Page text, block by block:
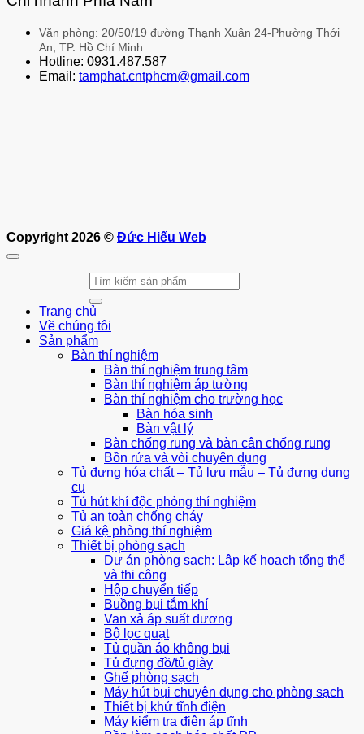
Văn phòng: 20/50/19 đường Thạnh Xuân 24-Phường Thới
An, TP. Hồ Chí Minh
Hotline: 0931.487.587
Email: tamphat.cntphcm@gmail.com
Copyright 2026 © Đức Hiếu Web
Tìm
kiếm:
Trang chủ
Về chúng tôi
Sản phẩm
Bàn thí nghiệm
Bàn thí nghiệm trung tâm
Bàn thí nghiệm áp tường
Bàn thí nghiệm cho trường học
Bàn hóa sinh
Bàn vật lý
Bàn chống rung và bàn cân chống rung
Bồn rửa và vòi chuyên dụng
Tủ đựng hóa chất – Tủ lưu mẫu – Tủ đựng dụng
cụ
Tủ hút khí độc phòng thí nghiệm
Tủ an toàn chống cháy
Giá kệ phòng thí nghiệm
Thiết bị phòng sạch
Dự án phòng sạch: Lập kế hoạch tổng thể
và thi công
Hộp chuyển tiếp
Buồng bụi tắm khí
Van xả áp suất dương
Bộ lọc quạt
Tủ quần áo không bụi
Tủ đựng đồ/tủ giày
Ghế phòng sạch
Máy hút bụi chuyên dụng cho phòng sạch
Thiết bị khử tĩnh điện
Máy kiểm tra điện áp tĩnh